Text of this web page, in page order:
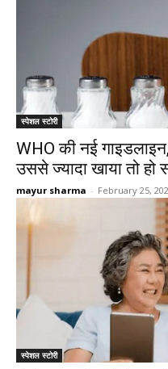
स्पेशल स्टोरी
WHO की नई
उससे ज्यादा खाया तो हो
mayur sharma - February 25,
स्पेशल स्टोरी